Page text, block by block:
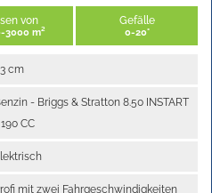
von
3000 m²
Gefälle
0-20°
cm
- Briggs & Stratton 8.50 INSTART
CC
mit zwei Fahrgeschwindigkeiten